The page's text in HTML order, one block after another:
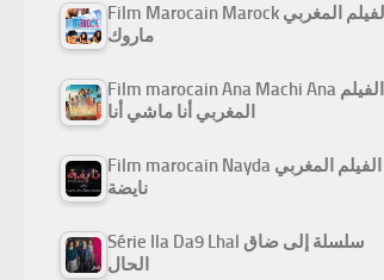
Film Marocain Marock الفيلم المغربي
ماروك
Film marocain Ana Machi Ana الفيلم
المغربي أنا ماشي أنا
Film marocain Nayda الفيلم المغربي
نايضة
Série Ila Da9 Lhal سلسلة إلى ضاق
الحال